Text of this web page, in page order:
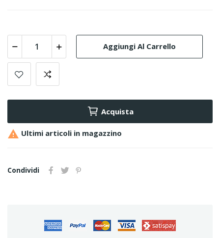
Aggiungi Al Carrello
Acquista
 Ultimi articoli in magazzino
Condividi